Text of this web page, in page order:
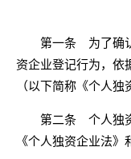
第一条 为了确认
资企业登记行为，依
（以下简称《个人独
第二条 个人独资
《个人独资企业法》